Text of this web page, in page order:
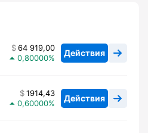
64 919,00
0,80000
Действия
1914,43
0,60000
Действия